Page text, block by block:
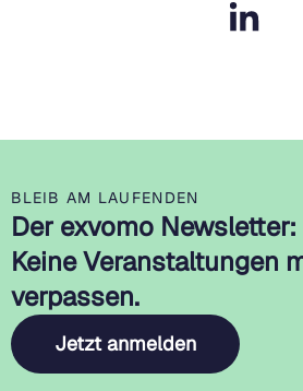
BLEIB AM LAUFENDEN
Der exvomo Newsletter:
Keine Veranstaltungen
verpassen.
Jetzt anmelden